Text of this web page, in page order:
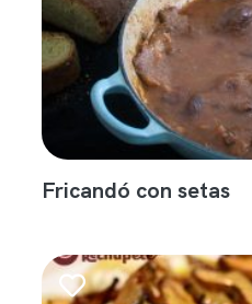
Fricandó con setas